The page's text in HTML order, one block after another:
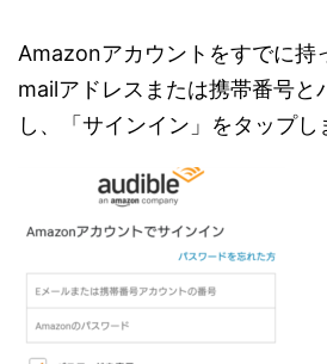
Amazonアカウントをすでに持
mailアドレスまたは携帯番号と
し、「サインイン」をタップし